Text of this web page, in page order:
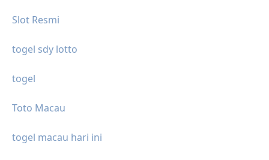
Slot Resmi
togel sdy lotto
togel
Toto Macau
togel macau hari ini